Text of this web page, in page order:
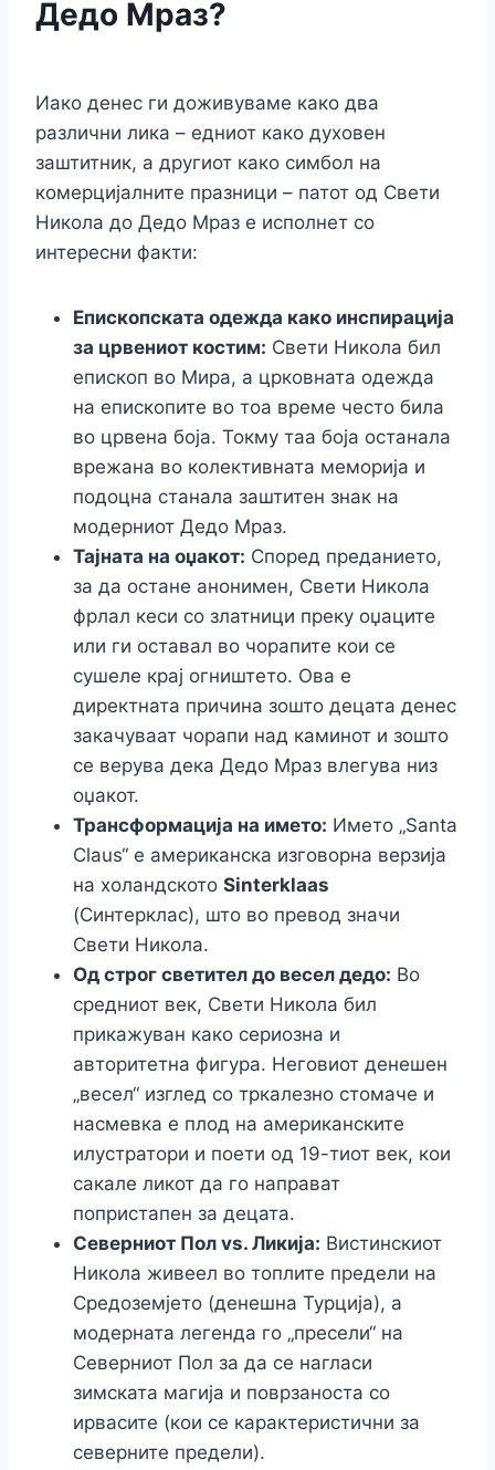
Дедо Мраз?
Иако денес ги доживуваме како два
различни лика – едниот како духовен
заштитник, а другиот како симбол на
комерцијалните празници – патот од Свети
Никола до Дедо Мраз е исполнет со
интересни факти:
Епископската одежда како инспирација
за црвениот костим: Свети Никола бил
епископ во Мира, а црковната одежда
на епископите во тоа време често била
во црвена боја. Токму таа боја останала
врежана во колективната меморија и
подоцна станала заштитен знак на
модерниот Дедо Мраз.
Тајната на оџакот: Според преданието,
за да остане анонимен, Свети Никола
фрлал кеси со златници преку оџаците
или ги оставал во чорапите кои се
сушеле крај огништето. Ова е
директната причина зошто децата денес
закачуваат чорапи над каминот и зошто
се верува дека Дедо Мраз влегува низ
оџакот.
Трансформација на името: Името „Santa
Claus“ е американска изговорна верзија
на холандското Sinterklaas
(Синтерклас), што во превод значи
Свети Никола.
Од строг светител до весел дедо: Во
средниот век, Свети Никола бил
прикажуван како сериозна и
авторитетна фигура. Неговиот денешен
„весел“ изглед со тркалезно стомаче и
насмевка е плод на американските
илустратори и поети од 19-тиот век, кои
сакале ликот да го направат
попристапен за децата.
Северниот Пол vs. Ликија: Вистинскиот
Никола живеел во топлите предели на
Средоземјето (денешна Турција), а
модерната легенда го „пресели“ на
Северниот Пол за да се нагласи
зимската магија и поврзаноста со
ирвасите (кои се карактеристични за
северните предели).